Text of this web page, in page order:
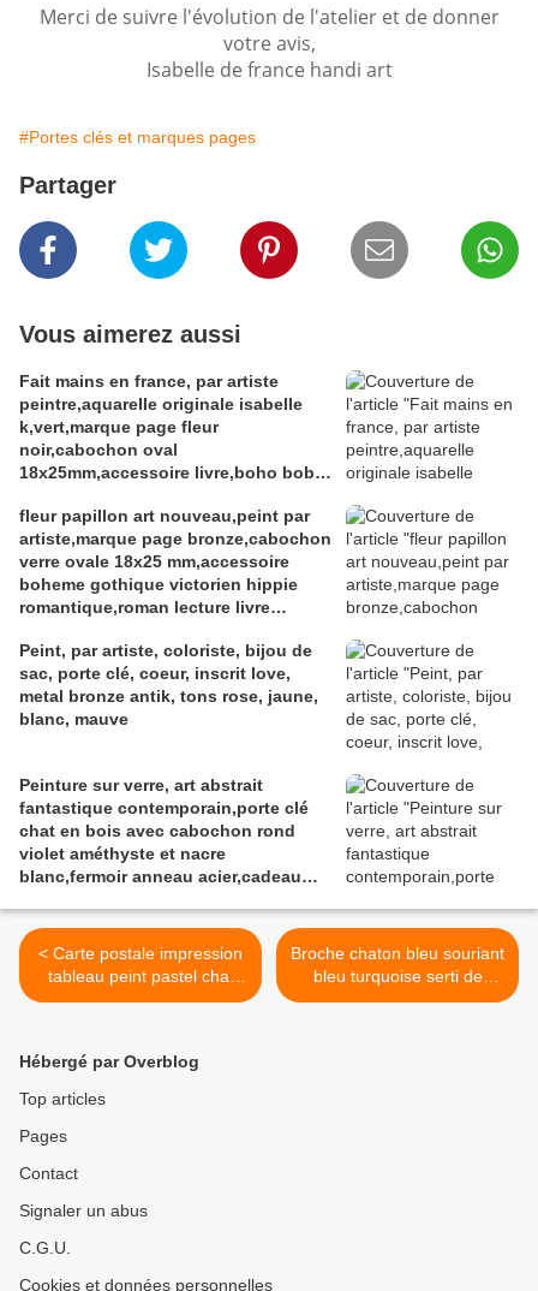
Merci de suivre l'évolution de l'atelier et de donner
votre avis,
Isabelle de france handi art
#Portes clés et marques pages
Partager
Vous aimerez aussi
Fait mains en france, par artiste
peintre,aquarelle originale isabelle
k,vert,marque page fleur
noir,cabochon oval
18x25mm,accessoire livre,boho bobo
nouveau,baroque victorien
rococo,cadeau fete
anniversaire,abstrait,fashion punk
ethnique
fleur papillon art nouveau,peint par
artiste,marque page bronze,cabochon
verre ovale 18x25 mm,accessoire
boheme gothique victorien hippie
romantique,roman lecture livre
gris marron
Peint, par artiste, coloriste, bijou de
sac, porte clé, coeur, inscrit love,
metal bronze antik, tons rose, jaune,
blanc, mauve
Peinture sur verre, art abstrait
fantastique contemporain,porte clé
chat en bois avec cabochon rond
violet améthyste et nacre
blanc,fermoir anneau acier,cadeau
< Carte postale impression
tableau peint pastel chat
colore,charlequin,oeuvre
rouge violet jaune
orange,carte postale format
anniversaire noel
Broche chaton bleu souriant
bleu turquoise serti de
tourmaline citrine et corail
Hébergé par Overblog
Top articles
Pages
Contact
Signaler un abus
C.G.U.
Cookies et données personnelles